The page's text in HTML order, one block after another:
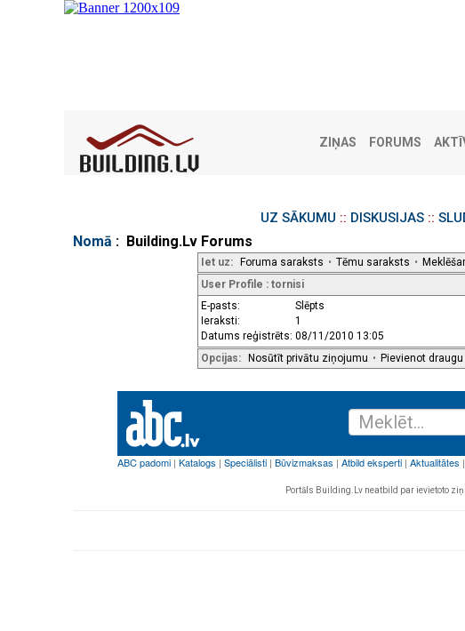
ZIŅAS FORUMS
UZ SĀKUMU :: DISKUSIJAS::
Nomā : Building.Lv Forums
Iet uz: Foruma saraksts • Tēmu saraksts •
User Profile : tornisi
E-pasts:
Slēpts
Ieraksti:
1
Datums reģistrēts: 08/11/2010 13:05
Opcijas: Nosūtīt privātu ziņojumu • Pievienot draugu
Portāls Building.Lv neatbild par ievietoto